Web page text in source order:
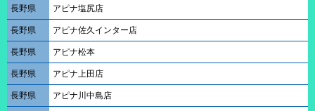
長野県 アピナ塩尻店
長野県 アピナ佐久インター店
長野県 アピナ松本
長野県 アピナ上田店
長野県 アピナ川中島店